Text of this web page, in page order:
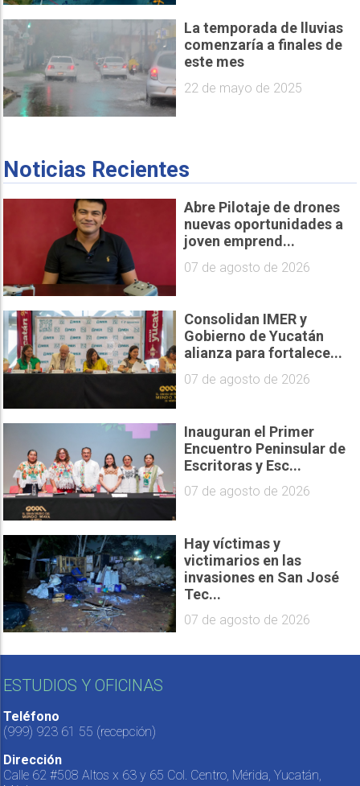
La temporada de lluvias
comenzaría a finales de
este mes
22 de mayo de 2025
Noticias Recientes
Abre Pilotaje de drones
nuevas oportunidades a
joven emprend...
07 de agosto de 2026
Consolidan IMER y
Gobierno de Yucatán
alianza para fortalece...
07 de agosto de 2026
Inauguran el Primer
Encuentro Peninsular de
Escritoras y Esc...
07 de agosto de 2026
Hay víctimas y
victimarios en las
invasiones en San José
Tec...
07 de agosto de 2026
ESTUDIOS Y OFICINAS
Teléfono
(999) 923 61 55 (recepción)
Dirección
Calle 62 #508 Altos x 63 y 65 Col. Centro, Mérida, Yucatán,